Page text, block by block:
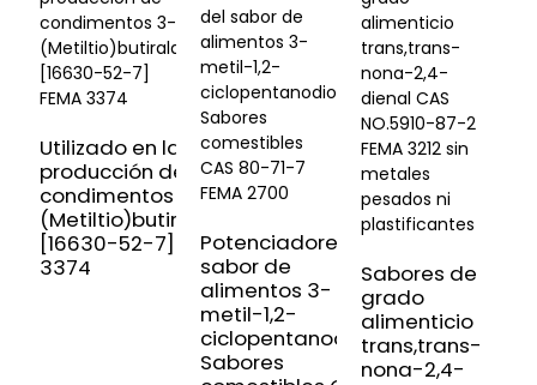
Utilizado en la
producción de
condimentos 3-
(Metiltio)butiraldehído
[16630-52-7] FEMA
3374
Potenciadores del
sabor de
alimentos 3-
metil-1,2-
ciclopentanodiona
Sabores
Sabores de
grado
alimenticio
trans,trans-
nona-2,4-